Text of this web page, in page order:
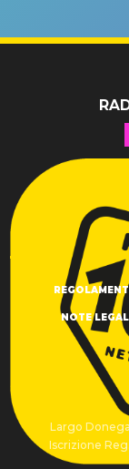
NOTE
Largo
Iscrizione